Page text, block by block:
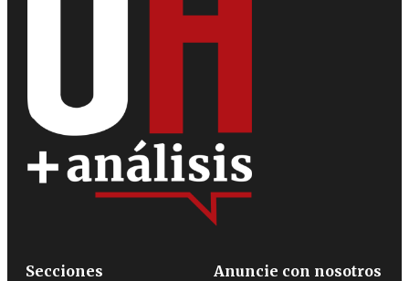
Secciones
Anuncie con nosotros